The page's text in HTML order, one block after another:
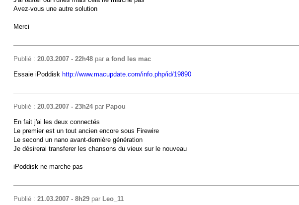
Avez-vous une autre solution
Merci
Publié : 20.03.2007 - 22h48par a fond les mac
Essaie iPoddisk http://www.macupdate.com/info.php/id/19890
Publié : 20.03.2007 - 23h24par Papou
En fait j'ai les deux connectés
Le premier est un tout ancien encore sous Firewire
Le second un nano avant-dernière génération
Je désirerai transferer les chansons du vieux sur le nouveau
iPoddisk ne marche pas
Publié : 21.03.2007 - 8h29par Leo_11